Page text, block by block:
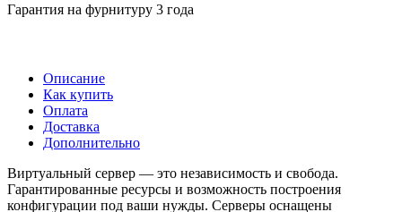
Гарантия на фурнитуру 3 года
Описание
Как купить
Оплата
Доставка
Дополнительно
Виртуальный сервер — это независимость и свобода.
Гарантированные ресурсы и возможность построения
конфигурации под ваши нужды. Серверы оснащены